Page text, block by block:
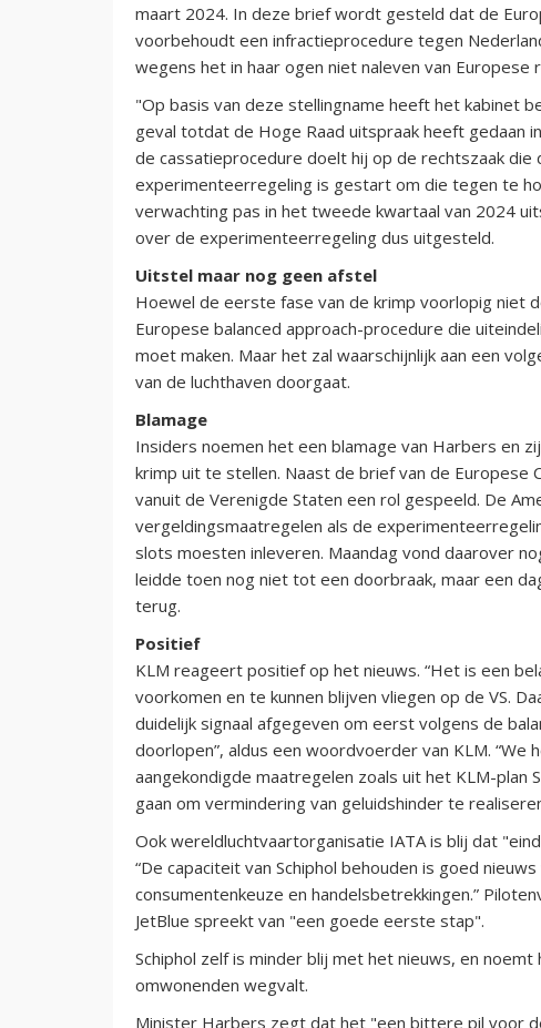
maart 2024. In deze brief wordt gesteld dat de
voorbehoudt een infractieprocedure tegen
wegens het in haar ogen niet naleven van
"Op basis van deze stellingname heeft het kabinet
geval totdat de Hoge Raad uitspraak heeft gedaan
de cassatieprocedure doelt hij op de rechtszaak
experimenteerregeling is gestart om die tegen te
verwachting pas in het tweede kwartaal van 2024
over de experimenteerregeling dus uitgesteld.
Uitstel maar nog geen afstel
Hoewel de eerste fase van de krimp voorlopig niet
Europese balanced approach-procedure die
moet maken. Maar het zal waarschijnlijk aan een
van de luchthaven doorgaat.
Blamage
Insiders noemen het een blamage van Harbers en
krimp uit te stellen. Naast de brief van de Europese
vanuit de Verenigde Staten een rol gespeeld. De
vergeldingsmaatregelen als de
slots moesten inleveren. Maandag vond daarover
leidde toen nog niet tot een doorbraak, maar een
terug.
Positief
KLM reageert positief op het nieuws. “Het is een
voorkomen en te kunnen blijven vliegen op de VS.
duidelijk signaal afgegeven om eerst volgens de
doorlopen”, aldus een woordvoerder van KLM. “We
aangekondigde maatregelen zoals uit het KLM-plan
gaan om vermindering van geluidshinder te
Ook wereldluchtvaartorganisatie IATA is blij dat
“De capaciteit van Schiphol behouden is goed
consumentenkeuze en handelsbetrekkingen.”
JetBlue spreekt van "een goede eerste stap".
Schiphol zelf is minder blij met het nieuws, en
omwonenden wegvalt.
Minister Harbers zegt dat het "een bittere pil voor